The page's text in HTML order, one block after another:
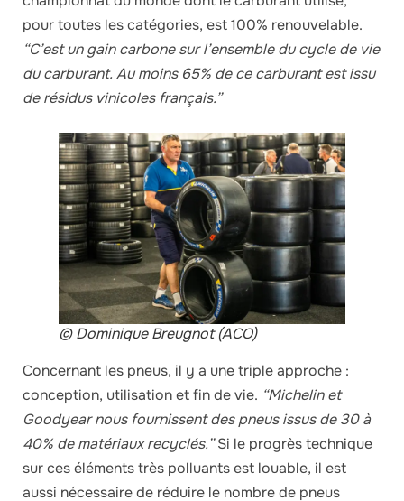
pour toutes les catégories, est 100% renouvelable.
“C’est un gain carbone sur l’ensemble du cycle de vie
du carburant. Au moins 65% de ce carburant est issu
de résidus vinicoles français.”
© Dominique Breugnot (ACO)
Concernant les pneus, il y a une triple approche :
conception, utilisation et fin de vie. “Michelin et
Goodyear nous fournissent des pneus issus de 30 à
40% de matériaux recyclés.”Si le progrès technique
sur ces éléments très polluants est louable, il est
aussi nécessaire de réduire le nombre de pneus